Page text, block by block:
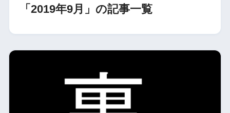
「2019年9月」の記事一覧